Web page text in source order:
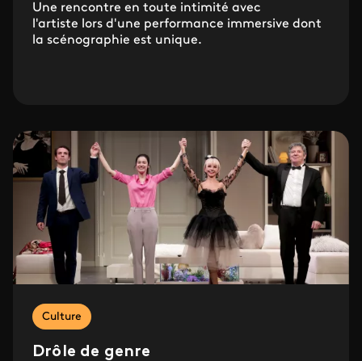
Une rencontre en toute intimité avec
l'artiste lors d'une performance immersive dont
la scénographie est unique.
Culture
Drôle de genre